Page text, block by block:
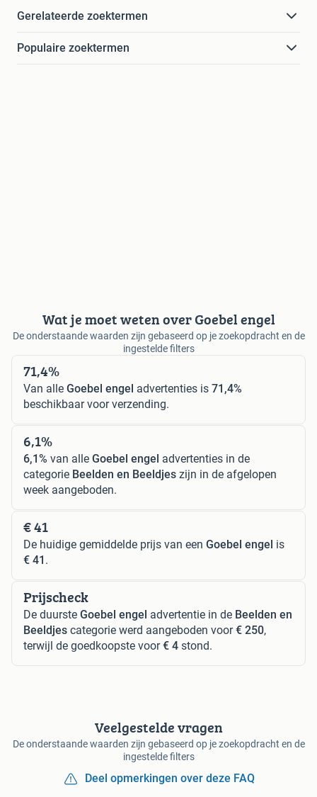
Gerelateerde zoektermen
Populaire zoektermen
Wat je moet weten over Goebel engel
De onderstaande waarden zijn gebaseerd op je zoekopdracht en de
ingestelde filters
71,4%
Van alle Goebel engel advertenties is 71,4%
beschikbaar voor verzending.
6,1%
6,1% van alle Goebel engel advertenties in de
categorie Beelden en Beeldjes zijn in de afgelopen
week aangeboden.
€ 41
De huidige gemiddelde prijs van een Goebel engel is
€ 41 .
Prijscheck
De duurste Goebel engel advertentie in de Beelden en
Beeldjes categorie werd aangeboden voor€ 250,
terwijl de goedkoopste voor€ 4 stond.
Veelgestelde vragen
De onderstaande waarden zijn gebaseerd op je zoekopdracht en de
ingestelde filters
Deel opmerkingen over deze FAQ